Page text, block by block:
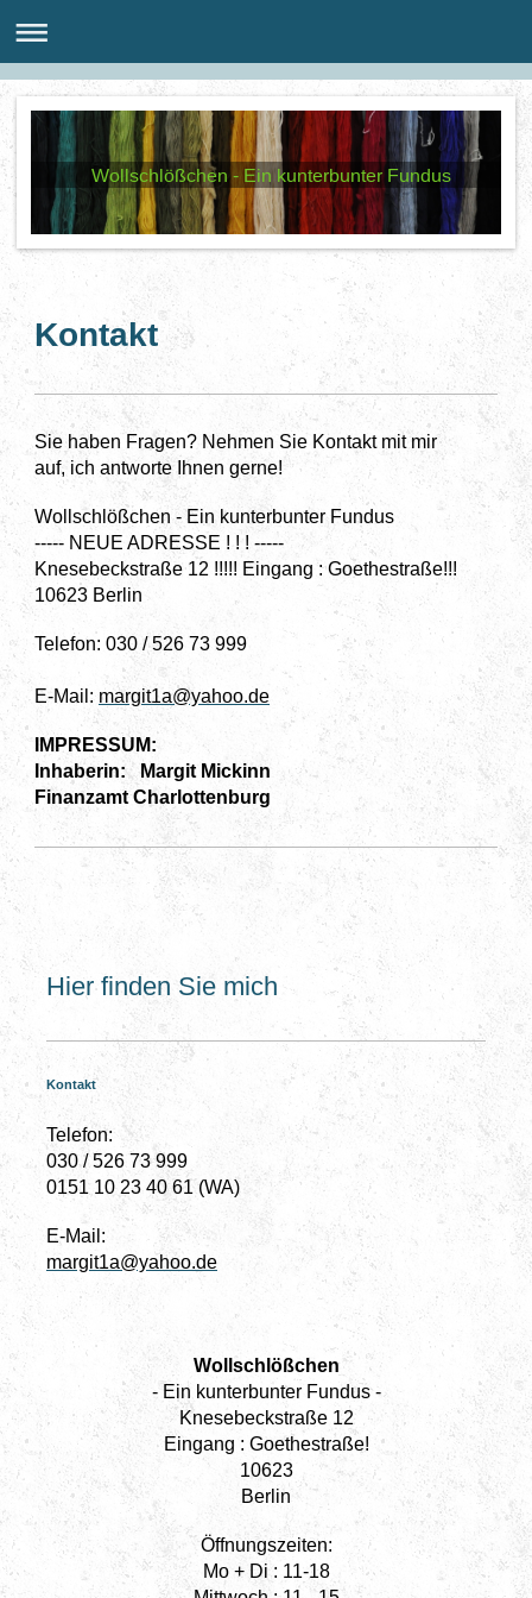
Wollschlößchen - Ein kunterbunter Fundus
Kontakt
Sie haben Fragen? Nehmen Sie Kontakt mit mir
auf, ich antworte Ihnen gerne!
Wollschlößchen - Ein kunterbunter Fundus
----- NEUE ADRESSE ! ! ! -----
Knesebeckstraße 12 !!!!! Eingang : Goethestraße!!!
10623 Berlin
Telefon: 030 / 526 73 999
E-Mail: margit1a@yahoo.de
IMPRESSUM:
Inhaberin: Margit Mickinn
Finanzamt Charlottenburg
Hier finden Sie mich
Kontakt
Telefon:
030 / 526 73 999
0151 10 23 40 61 (WA)
E-Mail:
margit1a@yahoo.de
Wollschlößchen
- Ein kunterbunter Fundus -
Knesebeckstraße 12
Eingang : Goethestraße!
10623
Berlin
Öffnungszeiten:
Mo + Di : 11-18